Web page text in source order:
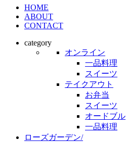
HOME
ABOUT
CONTACT
category
オンライン
一品料理
スイーツ
テイクアウト
お弁当
スイーツ
オードブル
一品料理
ローズガーデン/